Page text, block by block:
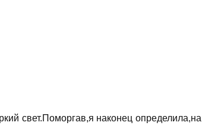
свет.Поморгав,я наконец определила,на